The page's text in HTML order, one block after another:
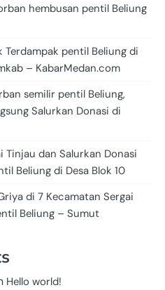
hembusan pentil Beliung
pentil Beliung di
– KabarMedan.com
semilir pentil Beliung,
Salurkan Donasi di
dan Salurkan Donasi
Beliung di Desa Blok 10
di 7 Kecamatan Sergai
Beliung – Sumut
Hello world!